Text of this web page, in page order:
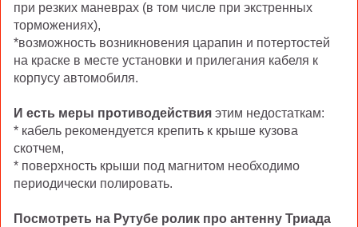
при резких маневрах (в том числе при экстренных
торможениях),
*возможность возникновения царапин и потертостей
на краске в месте установки и прилегания кабеля к
корпусу автомобиля.
И есть меры противодействия этим недостаткам:
* кабель рекомендуется крепить к крыше кузова
скотчем,
* поверхность крыши под магнитом необходимо
периодически полировать.
Посмотреть на Рутубе ролик про антенну Триада